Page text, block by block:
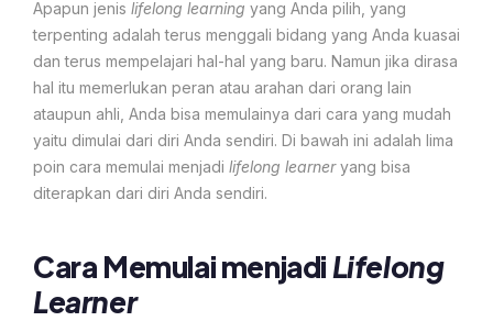
Apapun jenis lifelong learning yang Anda pilih, yang
terpenting adalah terus menggali bidang yang Anda kuasai
dan terus mempelajari hal-hal yang baru. Namun jika dirasa
hal itu memerlukan peran atau arahan dari orang lain
ataupun ahli, Anda bisa memulainya dari cara yang mudah
yaitu dimulai dari diri Anda sendiri. Di bawah ini adalah lima
poin cara memulai menjadi lifelong learneryang bisa
diterapkan dari diri Anda sendiri.
Cara Memulai menjadi Lifelong
Learner